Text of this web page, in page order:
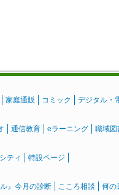
家庭通販 コミック デジタル・
通信教育 eラーニング 職域図
ティ 特設ページ
』今月の診断 こころ相談 何の